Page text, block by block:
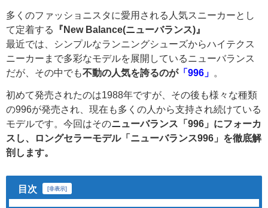
多くのファッショニスタに愛用される人気スニーカーとし
て定着する
『New Balance(ニューバランス)』
最近では、シンプルなランニングシューズからハイテクス
ニーカーまで多彩なモデルを展開しているニューバランス
だが、その中でも不動の人気を誇るのが「996」
初めて発売されたのは1988年ですが、その後も様々な種類
の996が発売され、現在も多くの人から支持され続けている
モデルです。今回はそのニューバランス「996」にフォーカ
スし、ロングセラーモデル「ニューバランス996」を徹底解
剖します。
目次 [非表示]